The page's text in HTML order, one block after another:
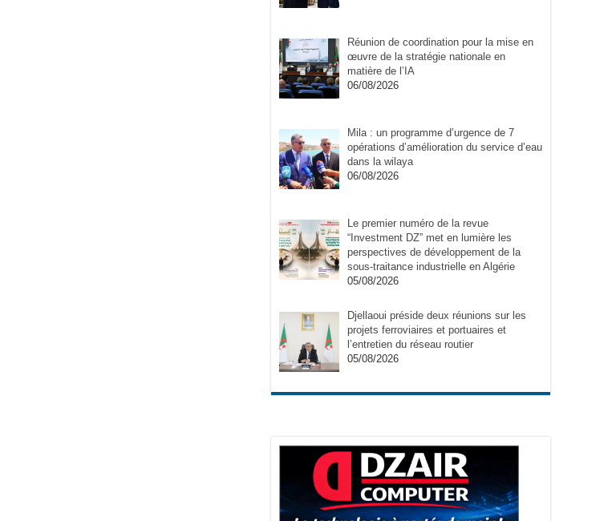
Réunion de coordination pour la mise en
œuvre de la stratégie nationale en
matière de l’IA
06/08/2026
Mila : un programme d’urgence de 7
opérations d’amélioration du service d’eau
dans la wilaya
06/08/2026
Le premier numéro de la revue
“Investment DZ” met en lumière les
perspectives de développement de la
sous-traitance industrielle en Algérie
05/08/2026
Djellaoui préside deux réunions sur les
projets ferroviaires et portuaires et
l’entretien du réseau routier
05/08/2026